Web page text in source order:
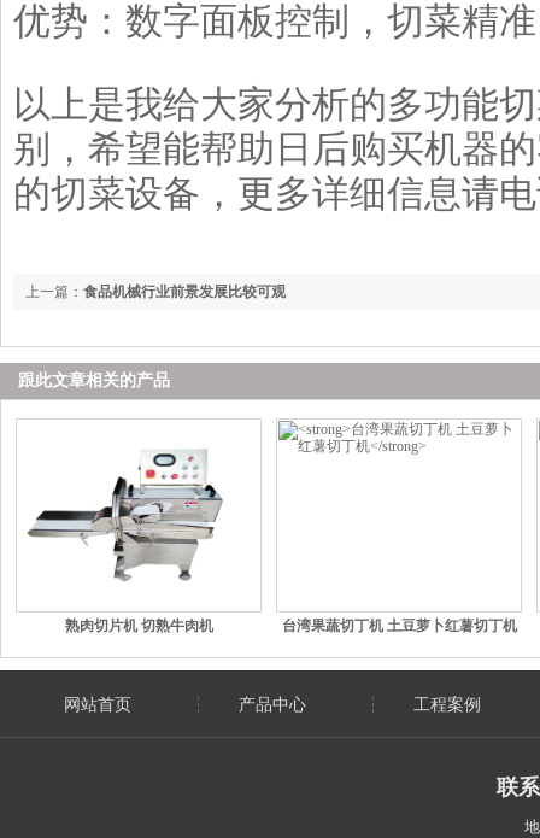
优势：数字面板控制，切菜精
以上是我给大家分析的多功能
别，希望能帮助日后购买机器
的切菜设备，更多详细信息请
上一篇： 食品机械行业前景发展比较可观
跟此文章相关的产品
熟肉切片机 切熟牛肉机 台湾果蔬切丁机 土豆萝卜红薯切丁机
网站首页 产品中心 工程案例
联